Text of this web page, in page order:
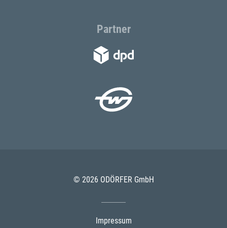
Partner
© 2026 ODÖRFER GmbH
Impressum